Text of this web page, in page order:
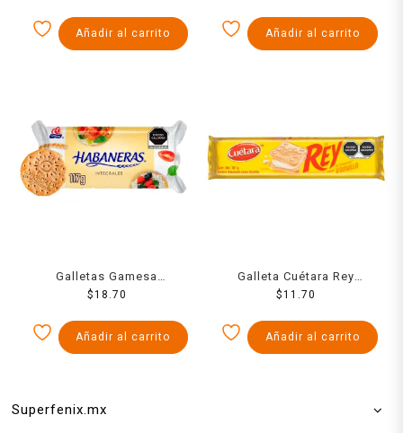
Añadir al carrito Añadir al carrito
Galletas Gamesa
Habaneras Clásicas trigo,
$18.70
Añadir al carrito
Galleta Cuétara Rey
Sándwich vainilla 101 g
$11.70
Añadir al carrito
Superfenix.mx